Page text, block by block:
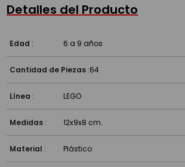
Detalles del Producto
Edad : 6 a 9 años
Cantidad de Piezas :64
Línea : LEGO
Medidas : 12x9x8 cm.
Material : Plástico